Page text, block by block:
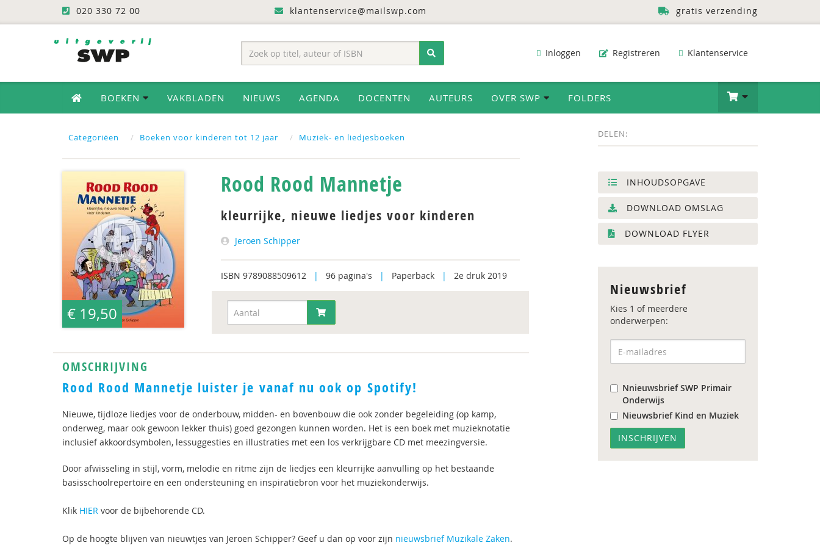
020 330 72 00 klantenservice@mailswp.com gratis verzending
Inloggen Registreren Klantenservice
BOEKEN VAKBLADEN NIEUWS AGENDA DOCENTEN AUTEURS OVER SWP FOLDERS
Categoriëen Boeken voor kinderen tot 12 jaar Muziek- en liedjesboeken DELEN:
€ 19,50
Rood Rood Mannetje
kleurrijke, nieuwe liedjes voor kinderen
Jeroen Schipper
ISBN 9789088509612 | 96 pagina's | Paperback | 2e druk 2019
OMSCHRIJVING
Rood Rood Mannetje luister je vanaf nu ook op Spotify!
Nieuwe, tijdloze liedjes voor de onderbouw, midden- en bovenbouw die ook zonder begeleiding (op kamp,
onderweg, maar ook gewoon lekker thuis) goed gezongen kunnen worden. Het is een boek met muzieknotatie
inclusief akkoordsymbolen, lessuggesties en illustraties met een los verkrijgbare CD met meezingversie.
Door afwisseling in stijl, vorm, melodie en ritme zijn de liedjes een kleurrijke aanvulling op het bestaande
basisschoolrepertoire en een ondersteuning en inspiratiebron voor het muziekonderwijs.
Klik HIER voor de bijbehorende CD.
Op de hoogte blijven van nieuwtjes van Jeroen Schipper? Geef u dan op voor zijn nieuwsbrief Muzikale Zaken.
INHOUDSOPGAVE
DOWNLOAD OMSLAG
DOWNLOAD FLYER
Nieuwsbrief
Kies 1 of meerdere
onderwerpen:
Nnieuwsbrief SWP Primair
Onderwijs
Nieuwsbrief Kind en Muziek